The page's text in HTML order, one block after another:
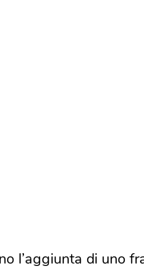
l’aggiunta di uno